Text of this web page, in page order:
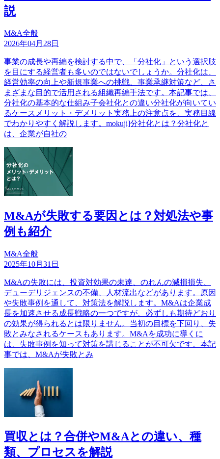
説
M&A全般
2026年04月28日
事業の成長や再編を検討する中で、「分社化」という選択肢
を目にする経営者も多いのではないでしょうか。分社化は、
経営効率の向上や新規事業への挑戦、事業承継対策など、さ
まざまな目的で活用される組織再編手法です。本記事では、
分社化の基本的な仕組み子会社化との違い分社化が向いてい
るケースメリット・デメリット実務上の注意点を、実務目線
でわかりやすく解説します。mokuji]分社化とは？分社化と
は、企業が自社の
M&Aが失敗する要因とは？対処法や事
例も紹介
M&A全般
2025年10月31日
M&Aの失敗には、投資対効果の未達、のれんの減損損失、
デューデリジェンスの不備、人材流出などがあります。原因
や失敗事例を通して、対策法を解説します。M&Aは企業成
長を加速させる成長戦略の一つですが、必ずしも期待どおり
の効果が得られるとは限りません。当初の目標を下回り、失
敗とみなされるケースもあります。M&Aを成功に導くに
は、失敗事例を知って対策を講じることが不可欠です。本記
事では、M&Aが失敗とみ
買収とは？合併やM&Aとの違い、種
類、プロセスを解説